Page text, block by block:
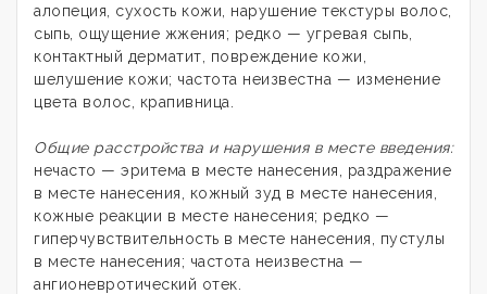
алопеция, сухость кожи, нарушение текстуры волос,
сыпь, ощущение жжения; редко — угревая сыпь,
контактный дерматит, повреждение кожи,
шелушение кожи; частота неизвестна — изменение
цвета волос, крапивница.
Общие расстройства и нарушения в месте введения:
нечасто — эритема в месте нанесения, раздражение
в месте нанесения, кожный зуд в месте нанесения,
кожные реакции в месте нанесения; редко —
гиперчувствительность в месте нанесения, пустулы
в месте нанесения; частота неизвестна —
ангионевротический отек.